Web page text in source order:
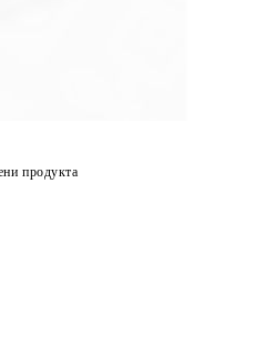
продукта